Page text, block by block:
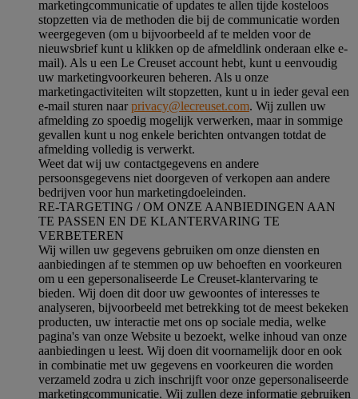
marketingcommunicatie of updates te allen tijde kosteloos
stopzetten via de methoden die bij de communicatie worden
weergegeven (om u bijvoorbeeld af te melden voor de
nieuwsbrief kunt u klikken op de afmeldlink onderaan elke e-
mail). Als u een Le Creuset account hebt, kunt u eenvoudig
uw marketingvoorkeuren beheren. Als u onze
marketingactiviteiten wilt stopzetten, kunt u in ieder geval een
e-mail sturen naarprivacy@lecreuset.com. Wij zullen uw
afmelding zo spoedig mogelijk verwerken, maar in sommige
gevallen kunt u nog enkele berichten ontvangen totdat de
afmelding volledig is verwerkt.
Weet dat wij uw contactgegevens en andere
persoonsgegevens niet doorgeven of verkopen aan andere
bedrijven voor hun marketingdoeleinden.
RE-TARGETING / OM ONZE AANBIEDINGEN AAN
TE PASSEN EN DE KLANTERVARING TE
VERBETEREN
Wij willen uw gegevens gebruiken om onze diensten en
aanbiedingen af te stemmen op uw behoeften en voorkeuren
om u een gepersonaliseerde Le Creuset-klantervaring te
bieden. Wij doen dit door uw gewoontes of interesses te
analyseren, bijvoorbeeld met betrekking tot de meest bekeken
producten, uw interactie met ons op sociale media, welke
pagina's van onze Website u bezoekt, welke inhoud van onze
aanbiedingen u leest. Wij doen dit voornamelijk door en ook
in combinatie met uw gegevens en voorkeuren die worden
verzameld zodra u zich inschrijft voor onze gepersonaliseerde
marketingcommunicatie. Wij zullen deze informatie gebruiken